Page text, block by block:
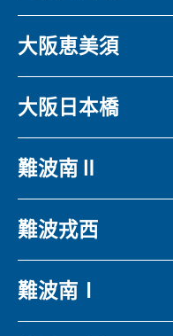
大阪恵美須
大阪日本橋
難波南Ⅱ
難波戎西
難波南Ⅰ